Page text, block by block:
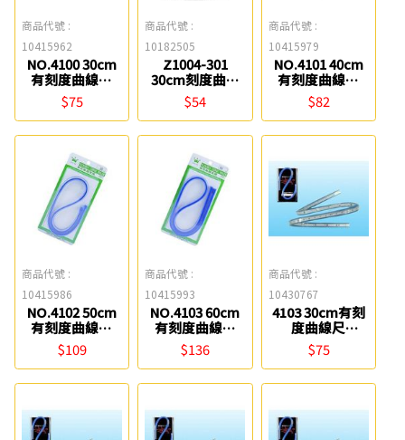
商品代號 :
10415962
NO.4100 30cm
有刻度曲線尺
Life
$75
商品代號 :
10182505
Z1004-301
30cm刻度曲線
尺 Nationart
$54
商品代號 :
10415979
NO.4101 40cm
有刻度曲線尺
Life
$82
商品代號 :
10415986
NO.4102 50cm
有刻度曲線尺
Life
$109
商品代號 :
10415993
NO.4103 60cm
有刻度曲線尺
Life
$136
商品代號 :
10430767
4103 30cm有刻
度曲線尺
Tomato
$75